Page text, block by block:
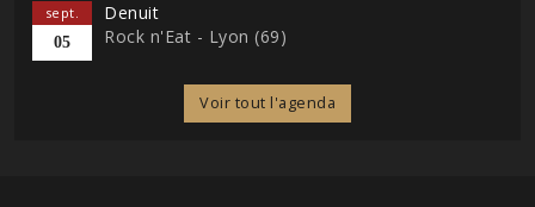
sept.
05
Denuit
Rock n'Eat - Lyon (69)
Voir tout l'agenda